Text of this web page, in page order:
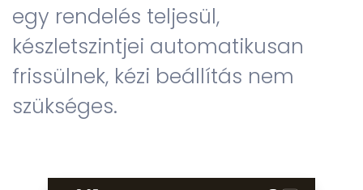
egy rendelés teljesül,
készletszintjei automatikusan
frissülnek, kézi beállítás nem
szükséges.